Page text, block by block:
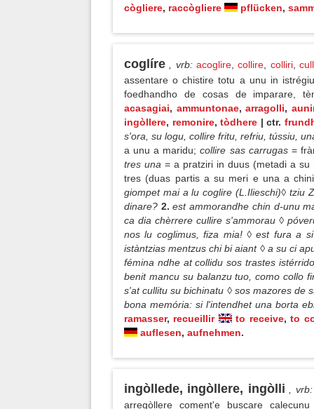
cògliere, raccògliere pflücken,
coglíre , vrb: acoglire ,collire colliri,
assentare o chistire totu a unu in
foedhandho de cosas de imparare,
acasagiai, ammuntonae,arragolli,
ingòllere, remonire,tòdhere | ctr.
s'ora, su logu, collire fritu, refriu, tússiu,
a unu a maridu; collire sas carrugas =
tres una = a pratziri in duus (metadi a
tres (duas partis a su meri e una a
giompet mai a lu coglire (L.Ilieschi)◊ tziu
dinare? 2.est ammorandhe chin d-unu
ca dia chèrrere cullire s'ammorau ◊
nos lu coglimus, fiza mia! ◊ est fura a
istàntzias mentzus chi bi aiant ◊ a su ci
fémina ndhe at collidu sos trastes
benit mancu su balanzu tuo, como collo
s'at cullitu su bichinatu ◊ sos mazores de
bona memória: si l'intendhet una borta
ramasser, recueillir to receive, to
auflesen, aufnehmen.
ingòllede, ingòllere, ingòlli , vrb:
arregòllere coment'e buscare